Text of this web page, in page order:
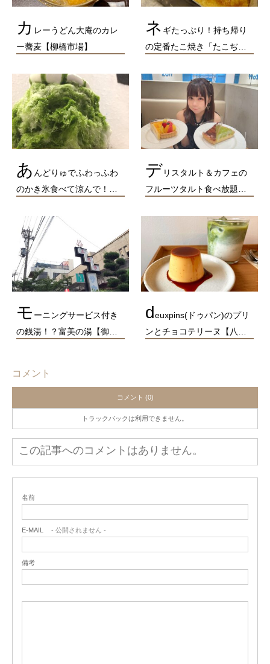
カ レーうどん大庵のカレ
ー蕎麦【柳橋市場】
ネ ギたっぷり！持ち帰り
の定番たこ焼き「たこぢ…
あ んどりゅでふわっふわ
のかき氷食べて涼んで！…
デリスタルト＆カフェの
フルーツタルト食べ放題…
モ ーニングサービス付き
の銭湯！？富美の湯【御…
deuxpins(ドゥパン)のプリ
ンとチョコテリーヌ【八…
コメント
コメント (0)
トラックバックは利用できません。
この記事へのコメントはありません。
名前
E-MAIL - 公開されません -
備考